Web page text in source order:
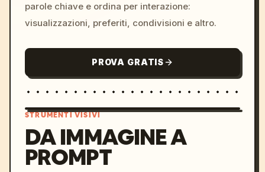
parole chiave e ordina per interazione:
visualizzazioni, preferiti, condivisioni e altro.
PROVA GRATIS
STRUMENTI VISIVI
DA IMMAGINE A
PROMPT